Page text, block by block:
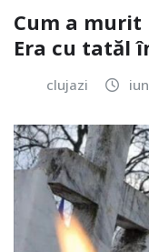
Cum a
Era cu tatăl
clujazi